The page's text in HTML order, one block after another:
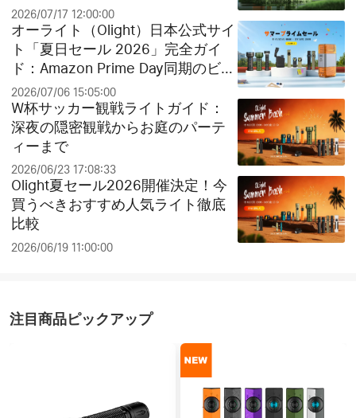
ド
2026/07/17 12:00:00
オーライト（Olight）日本公式サイ
ト「夏日セール 2026」完全ガイ
ド：Amazon Prime Day同期のビッ
グセールとお得なクリアランス祭
り！
2026/07/06 15:05:00
W杯サッカー観戦ライトガイド：
深夜の隠密観戦からお庭のパーテ
ィーまで
2026/06/23 17:08:33
Olight夏セール2026開催決定！今
買うべきおすすめ人気ライト徹底
比較
2026/06/19 11:00:00
注目商品ピックアップ